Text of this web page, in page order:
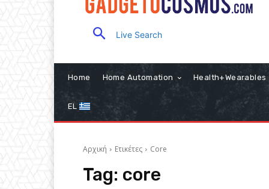
Live Search
Home Home Automation Health+Wearables
EL
Αρχική Ετικέτες Core
Tag: core